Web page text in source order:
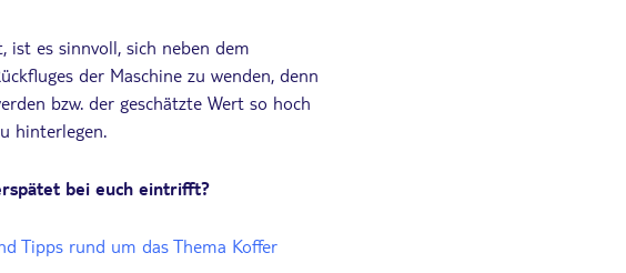
ist es sinnvoll, sich neben dem
der Maschine zu wenden, denn
bzw. der geschätzte Wert so hoch
hinterlegen.
bei euch eintrifft?
Tipps rund um das Thema Koffer